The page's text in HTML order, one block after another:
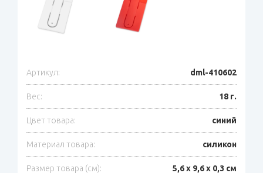
Артикул: dml-410602
Вес: 18 г.
Цвет товара: синий
Материал товара: силикон
Размер товара (см): 5,6 х 9,6 х 0,3 см